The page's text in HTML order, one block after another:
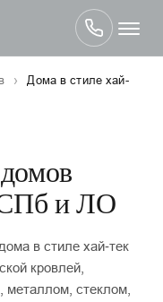
›
Дома в стиле хай-
и ЛО
в стиле хай‑тек
кровлей,
металлом, стеклом,